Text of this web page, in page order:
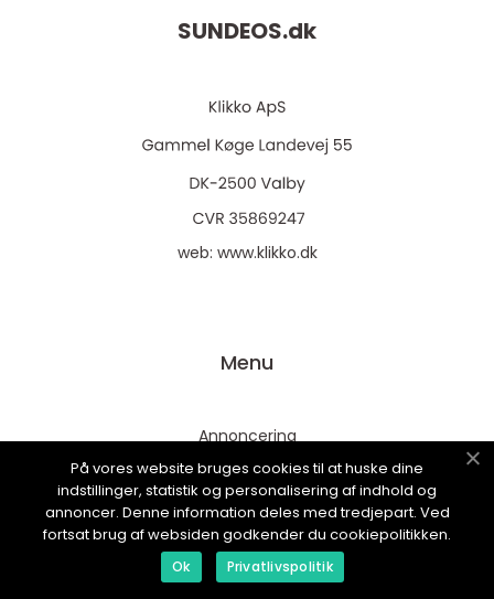
SUNDEOS.dk
web: www.klikko.dk
Menu
Annoncering
Om os
Cookies
Kontakt os
Sitemap
På vores website bruges cookies til at huske dine
indstillinger, statistik og personalisering af indhold og
annoncer. Denne information deles med tredjepart. Ved
fortsat brug af websiden godkender du cookiepolitikken.
Ok Privatlivspolitik